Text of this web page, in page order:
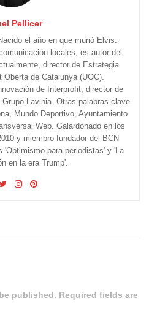
Pellicer
el año en que murió Elvis.
locales, es autor del
director de Estrategia
Oberta de Catalunya (UOC).
de Interprofit; director de
Lavinia. Otras palabras clave
Mundo Deportivo, Ayuntamiento
Web. Galardonado en los
y miembro fundador del BCN
'Optimismo para periodistas' y 'La
en la era Trump'.
published. Required fields are